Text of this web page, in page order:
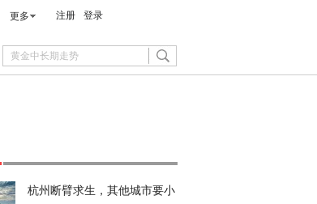
更多 注册 登录
杭州断臂求生，其他城市要小